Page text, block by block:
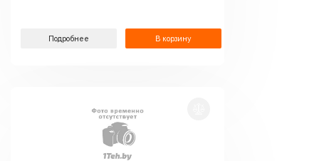
Подробнее В корзину